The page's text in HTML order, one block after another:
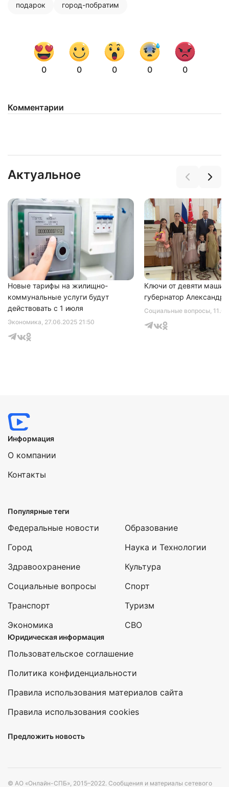
подарок город-побратим
0 0 0 0 0
Комментарии
Актуальное
Экономика, 27.06.2025 21:50
Новые тарифы на жилищно-
коммунальные услуги будут
действовать с 1 июля
Социальные вопросы,
Ключи от девяти машин
губернатор Александр
соглашаетесь с
политикой конфиденциальности
Информация
О компании
Контакты
Популярные теги
Федеральные новости
Город
Здравоохранение
Социальные вопросы
Транспорт
Экономика
Образование
Наука и Технологии
Культура
Спорт
Туризм
СВО
Юридическая информация
Пользовательское соглашение
Политика конфиденциальности
Правила использования материалов сайта
Правила использования cookies
Предложить новость
© АО «Онлайн-СПБ», 2015–2022. Сообщения и материалы сетевого